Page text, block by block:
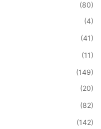
(80)
(4)
(41)
(11)
(149)
(20)
(82)
(142)